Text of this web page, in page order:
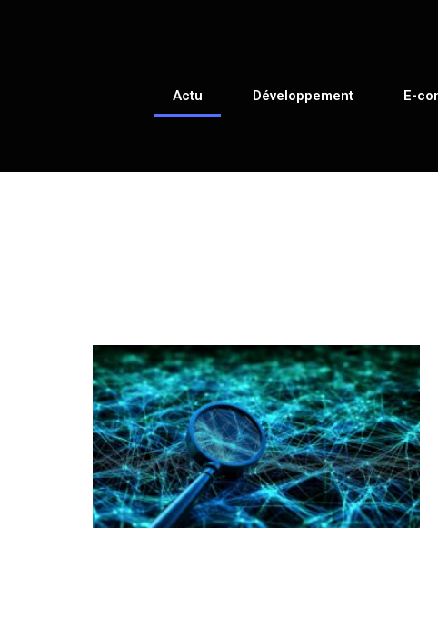
Actu Développement E-